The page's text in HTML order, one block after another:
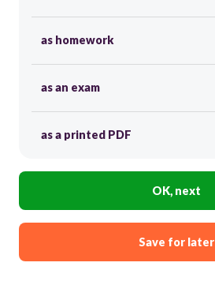
as homework
as an exam
as a printed PDF
OK, next
Save for later